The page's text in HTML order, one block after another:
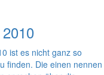
ist es nicht ganz so
finden. Die einen nennen